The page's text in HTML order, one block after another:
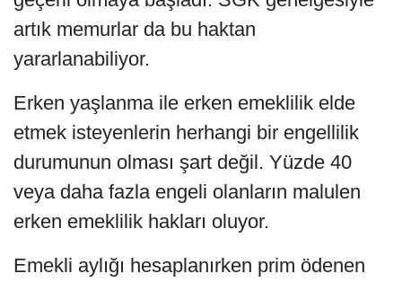
artık memurlar da bu haktan
yararlanabiliyor.
Erken yaşlanma ile erken emeklilik elde
etmek isteyenlerin herhangi bir engellilik
durumunun olması şart değil. Yüzde 40
veya daha fazla engeli olanların malulen
erken emeklilik hakları oluyor.
Emekli aylığı hesaplanırken prim ödenen